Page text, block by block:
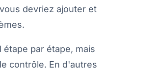
devriez ajouter et
par étape, mais
contrôle. En d'autres